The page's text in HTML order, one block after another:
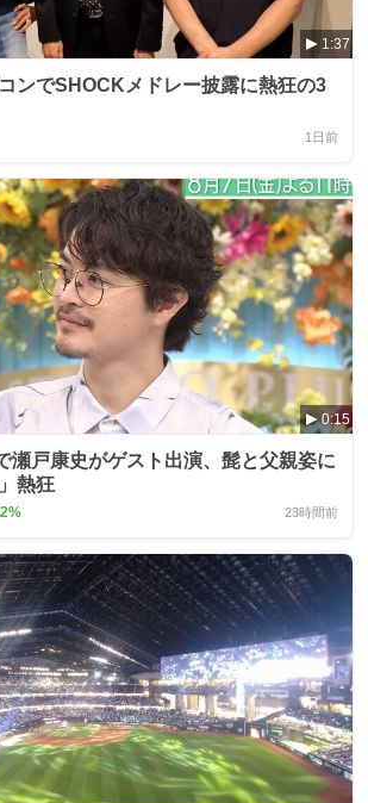
1:37
ンでSHOCKメドレー披露に熱狂の3
1日前
0:15
瀬戸康史がゲスト出演、髭と父親姿に
熱狂
% 23時間前